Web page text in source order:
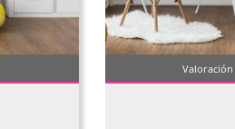
Valoración